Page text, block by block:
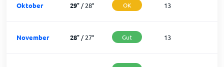
Oktober 29°/28° OK 13
November 28°/27° Gut 13